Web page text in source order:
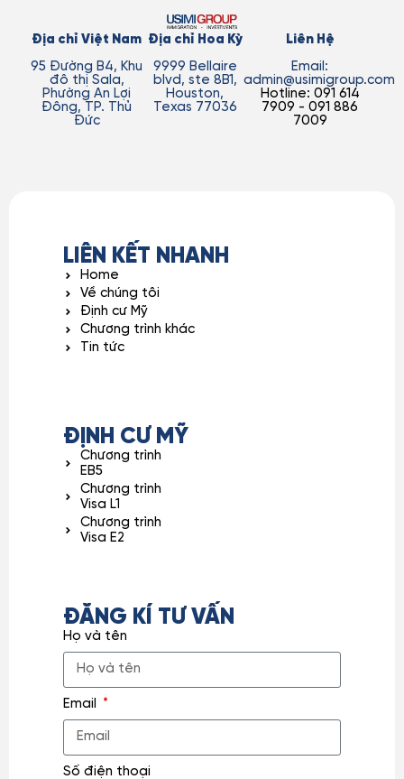
Địa chỉ Việt Nam
95 Đường B4, Khu
đô thị Sala,
Phường An Lợi
Đông, TP. Thủ
Đức
Địa chỉ Hoa Kỳ
9999 Bellaire
blvd, ste 8B1,
Houston,
Texas 77036
Liên Hệ
Email:
admin@usimigroup.com
Hotline: 091 614
7909 - 091 886
7009
LIÊN KẾT NHANH
Home
Về chúng tôi
Định cư Mỹ
Chương trình khác
Tin tức
ĐỊNH CƯ MỸ
Chương trình
EB5
Chương trình
Visa L1
Chương trình
Visa E2
ĐĂNG KÍ TƯ VẤN
Họ và tên
Email
Số điện thoại